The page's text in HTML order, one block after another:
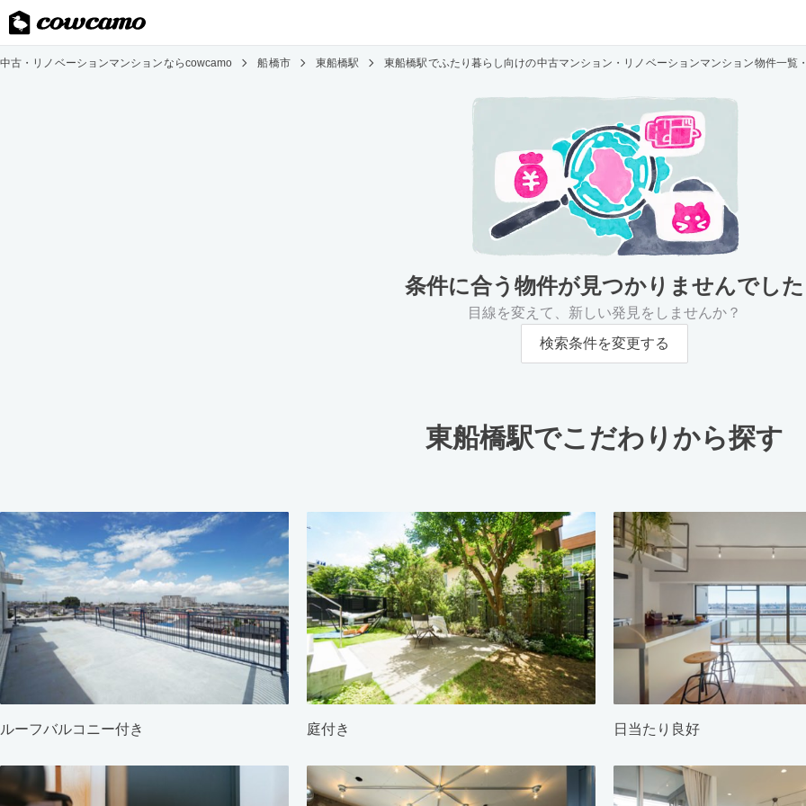
中古・リノベーションマンションならcowcamo 船橋市 東船橋駅 東船橋駅でふたり暮らし向けの中古マンション・リノベーションマンション物件一覧
条件に合う物件が見つかりませんでした
目線を変えて、新しい発見をしませんか？
検索条件を変更する
東船橋駅でこだわりから探す
ルーフバルコニー付き 庭付き 日当たり良好